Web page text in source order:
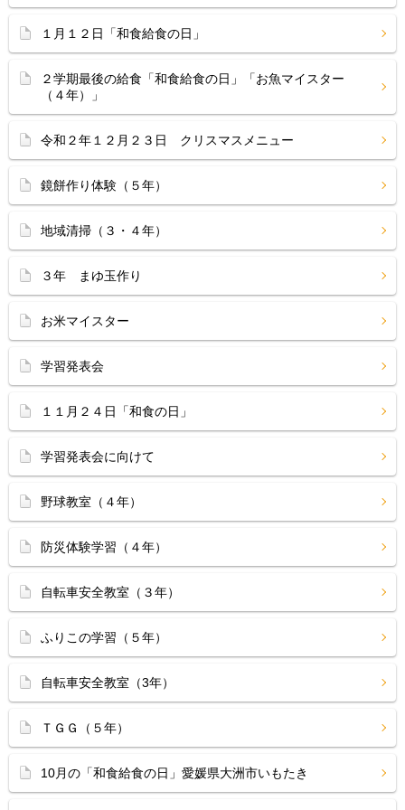
１月１２日「和食給食の日」
２学期最後の給食「和食給食の日」「お魚マイスター
（４年）」
令和２年１２月２３日 クリスマスメニュー
鏡餅作り体験（５年）
地域清掃（３・４年）
３年 まゆ玉作り
お米マイスター
学習発表会
１１月２４日「和食の日」
学習発表会に向けて
野球教室（４年）
防災体験学習（４年）
自転車安全教室（３年）
ふりこの学習（５年）
自転車安全教室（3年）
ＴＧＧ（５年）
10月の「和食給食の日」愛媛県大洲市いもたき